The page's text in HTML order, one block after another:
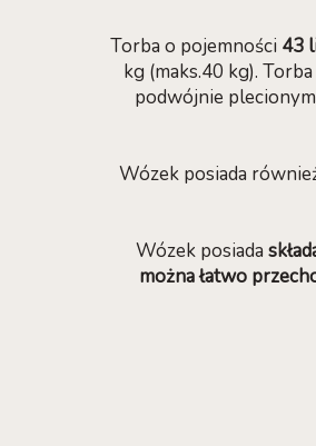
Torba o pojemności 43
kg (maks.40 kg).
podwójnie
Wózek posiada
Wózek posiada
można łatwo